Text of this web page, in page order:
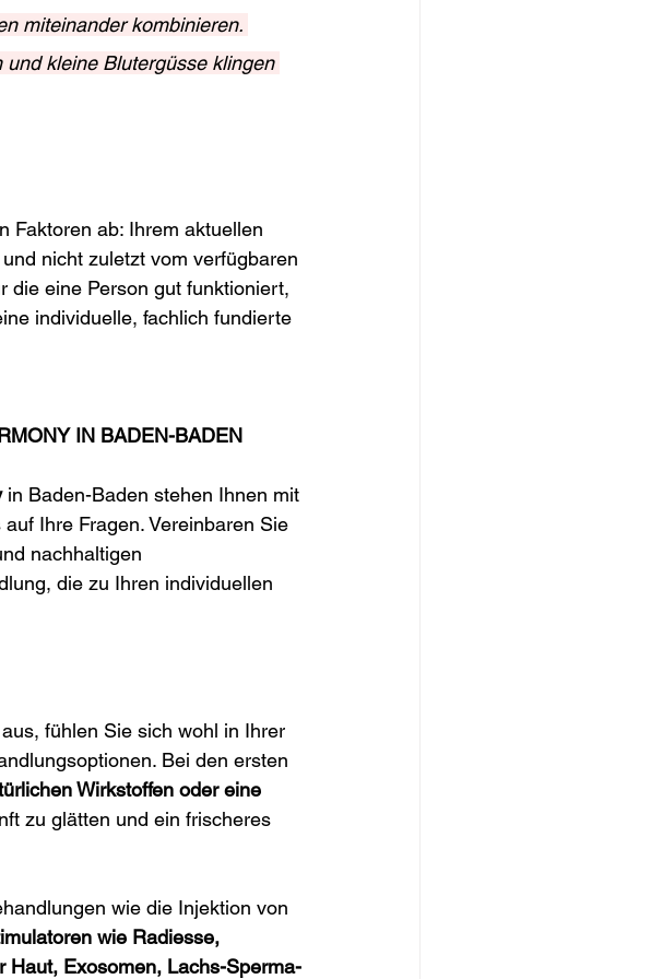
miteinander kombinieren.
kleine Blutergüsse klingen
Faktoren ab: Ihrem aktuellen
nicht zuletzt vom verfügbaren
die eine Person gut funktioniert,
individuelle, fachlich fundierte
IN BADEN-BADEN
in Baden-Baden stehen Ihnen mit
Ihre Fragen. Vereinbaren Sie
nachhaltigen
die zu Ihren individuellen
fühlen Sie sich wohl in Ihrer
Bei den ersten
Wirkstoffen oder eine
zu glätten und ein frischeres
wie die Injektion von
wie Radiesse,
Haut, Exosomen, Lachs-Sperma-